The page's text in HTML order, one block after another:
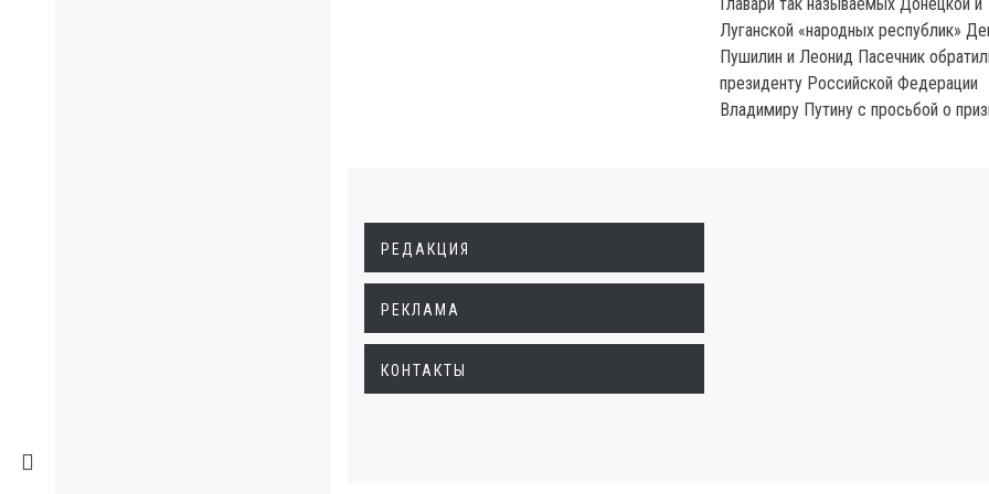
Луганской «народных республик»
Пушилин и Леонид Пасечник
президенту Российской Федерации
Владимиру Путину с просьбой о
РЕДАКЦИЯ
РЕКЛАМА
КОНТАКТЫ